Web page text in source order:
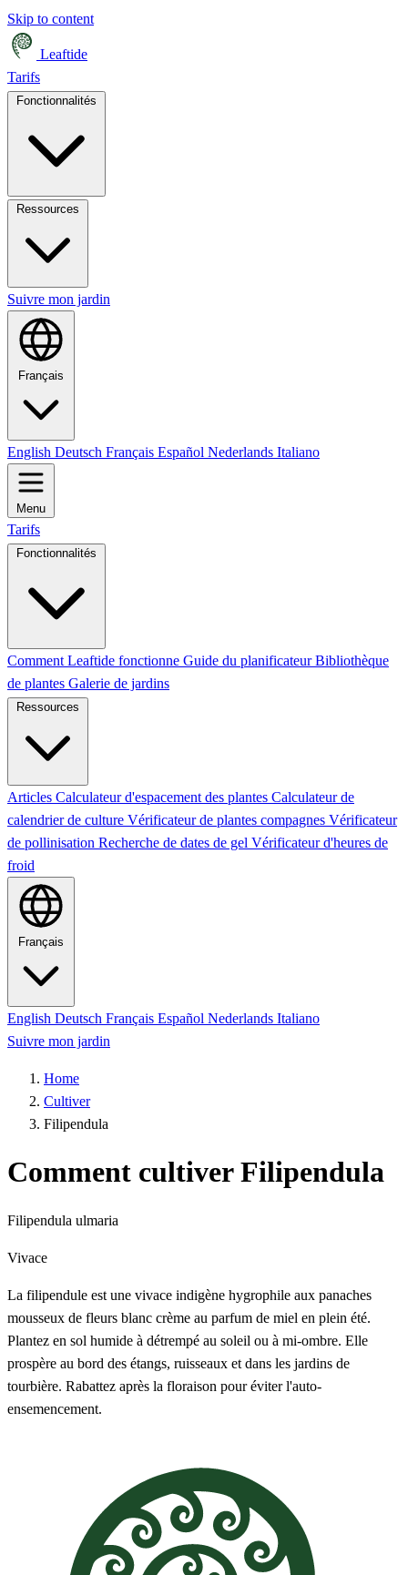
Skip to content
Leaftide
Tarifs
Suivre mon jardin
Français
English Deutsch Français Español Nederlands Italiano
Menu
Tarifs
Fonctionnalités
Comment Leaftide fonctionne Guide du planificateurBibliothèque
de plantes Galerie de jardins
Ressources
Articles Calculateur d'espacement des plantes Calculateur de
calendrier de culture Vérificateur de plantes compagnes Vérificateur
de pollinisation Recherche de dates de gel Vérificateur d'heures de
froid
Français
English Deutsch Français Español Nederlands Italiano
Suivre mon jardin
Home
Cultiver
Filipendula
Comment cultiver Filipendula
Filipendula ulmaria
Vivace
La filipendule est une vivace indigène hygrophile aux panaches
mousseux de fleurs blanc crème au parfum de miel en plein été.
Plantez en sol humide à détrempé au soleil ou à mi-ombre. Elle
prospère au bord des étangs, ruisseaux et dans les jardins de
tourbière. Rabattez après la floraison pour éviter l'auto-
ensemencement.